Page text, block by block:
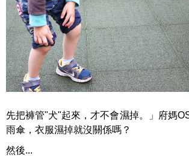
先把褲管"犬"起來，才不會濕掉。」府媽
雨傘，衣服濕掉就沒關係嗎？
然後...